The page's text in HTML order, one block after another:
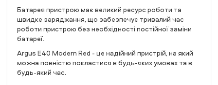
Батарея пристрою має великий ресурс роботи та
швидке заряджання, що забезпечує тривалий час
роботи пристрою без необхідності постійної заміни
батареї.
Argus E40 Modern Red - це надійний пристрій, на який
можна повністю покластися в будь-яких умовах та в
будь-який час.